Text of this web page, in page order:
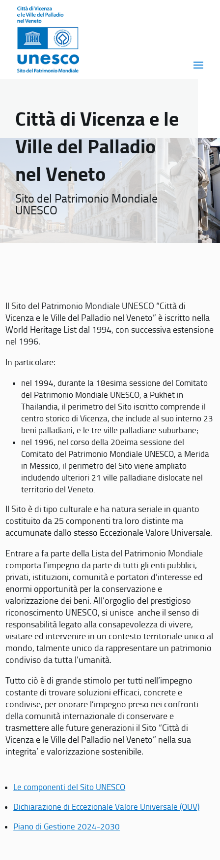
Città di Vicenza e le
Ville del Palladio
nel Veneto
Sito del Patrimonio Mondiale
UNESCO
Il Sito del Patrimonio Mondiale UNESCO “Città di
Vicenza e le Ville del Palladio nel Veneto” è iscritto nella
World Heritage List dal 1994, con successiva estensione
nel 1996.
In particolare:
nel 1994, durante la 18esima sessione del Comitato
del Patrimonio Mondiale UNESCO, a Pukhet in
Thailandia, il perimetro del Sito iscritto comprende il
centro storico di Vicenza, che include al suo interno 23
beni palladiani, e le tre ville palladiane suburbane;
nel 1996, nel corso della 20eima sessione del
Comitato del Patrimonio Mondiale UNESCO, a Merida
in Messico, il perimetro del Sito viene ampliato
includendo ulteriori 21 ville palladiane dislocate nel
territorio del Veneto.
Il Sito è di tipo culturale e ha natura seriale in quanto
costituito da 25 componenti tra loro distinte ma
accumunate dallo stesso Eccezionale Valore Universale.
Entrare a fa parte della Lista del Patrimonio Mondiale
comporta l’impegno da parte di tutti gli enti pubblici,
privati, istituzioni, comunità e portatori d’interesse ed
enormi opportunità per la conservazione e
valorizzazione dei beni. All’orgoglio del prestigioso
riconoscimento UNESCO, si unisce anche il senso di
responsabilità legato alla consapevolezza di vivere,
visitare ed intervenire in un contesto territoriale unico al
mondo, talmente unico da rappresentare un patrimonio
condiviso da tutta l’umanità.
Tutto ciò è di grande stimolo per tutti nell’impegno
costante di trovare soluzioni efficaci, concrete e
condivise, per onorare l’impegno preso nei confronti
della comunità internazionale di conservare e
trasmettere alle future generazioni il Sito “Città di
Vicenza e le Ville del Palladio nel Veneto” nella sua
integrita’ e valorizzazione sostenibile.
Le componenti del Sito UNESCO
Dichiarazione di Eccezionale Valore Universale (OUV)
Piano di Gestione 2024-2030